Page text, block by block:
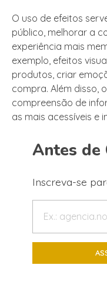
O uso de efeitos
público, melhorar a
experiência mais
exemplo, efeitos
produtos, criar
compra. Além disso,
compreensão de
as mais acessíveis e
Antes de
Inscreva-se